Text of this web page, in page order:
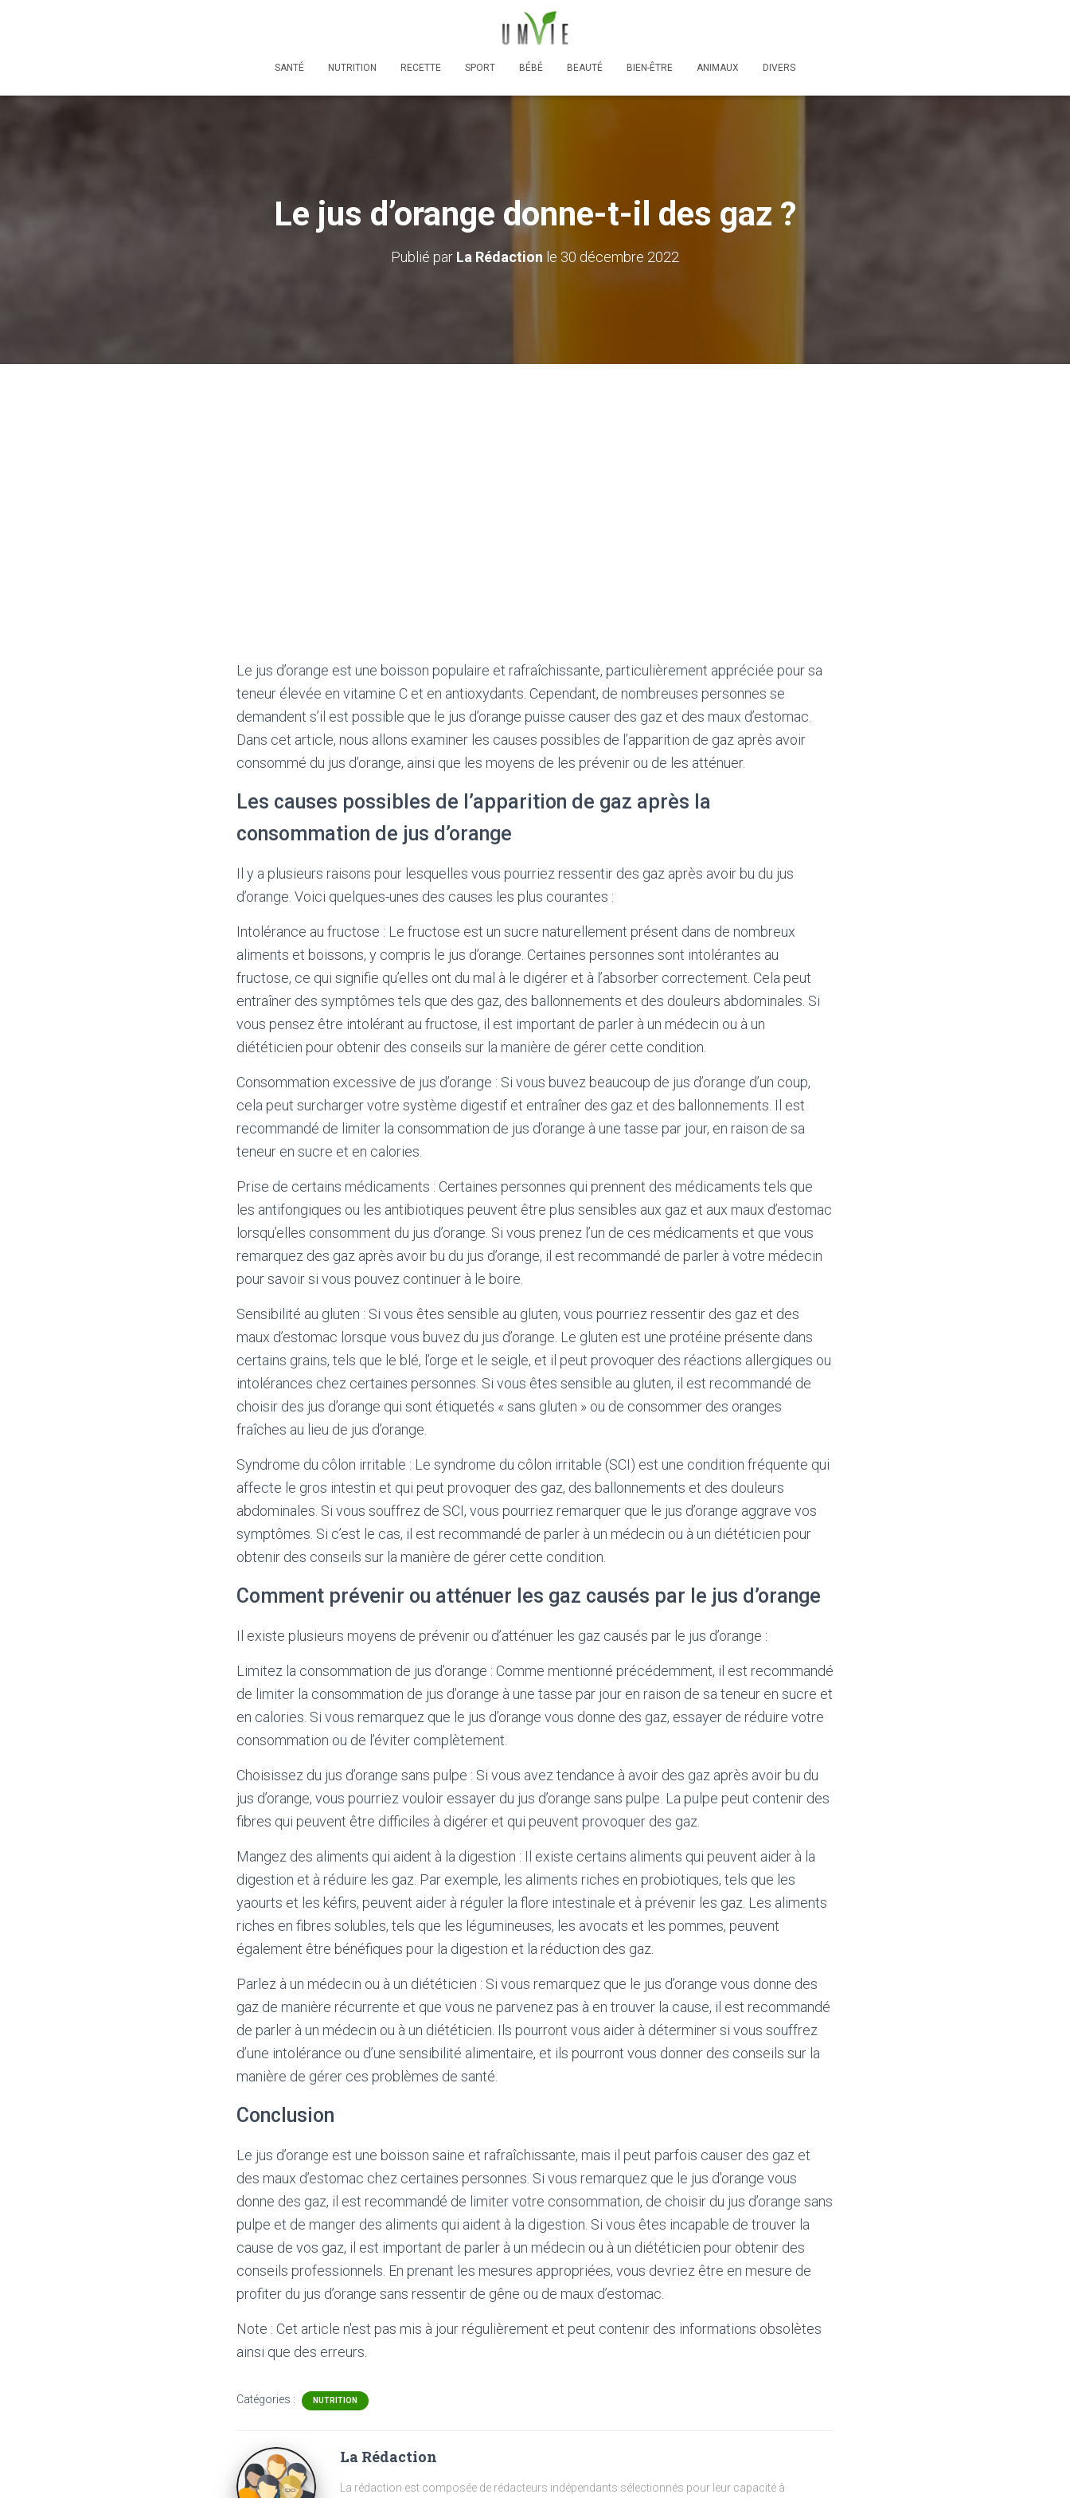
SANTÉ NUTRITION RECETTE SPORT BÉBÉ BEAUTÉ BIEN-ÊTRE ANIMAUX DIVERS
Le jus d’orange donne-t-il des gaz ?
Publié par La Rédaction le 30 décembre 2022
Le jus d’orange est une boisson populaire et rafraîchissante, particulièrement appréciée pour sa
teneur élevée en vitamine C et en antioxydants. Cependant, de nombreuses personnes se
demandent s’il est possible que le jus d’orange puisse causer des gaz et des maux d’estomac.
Dans cet article, nous allons examiner les causes possibles de l’apparition de gaz après avoir
consommé du jus d’orange, ainsi que les moyens de les prévenir ou de les atténuer.
Les causes possibles de l’apparition de gaz après la
consommation de jus d’orange
Il y a plusieurs raisons pour lesquelles vous pourriez ressentir des gaz après avoir bu du jus
d’orange. Voici quelques-unes des causes les plus courantes :
Intolérance au fructose : Le fructose est un sucre naturellement présent dans de nombreux
aliments et boissons, y compris le jus d’orange. Certaines personnes sont intolérantes au
fructose, ce qui signifie qu’elles ont du mal à le digérer et à l’absorber correctement. Cela peut
entraîner des symptômes tels que des gaz, des ballonnements et des douleurs abdominales. Si
vous pensez être intolérant au fructose, il est important de parler à un médecin ou à un
diététicien pour obtenir des conseils sur la manière de gérer cette condition.
Consommation excessive de jus d’orange : Si vous buvez beaucoup de jus d’orange d’un coup,
cela peut surcharger votre système digestif et entraîner des gaz et des ballonnements. Il est
recommandé de limiter la consommation de jus d’orange à une tasse par jour, en raison de sa
teneur en sucre et en calories.
Prise de certains médicaments : Certaines personnes qui prennent des médicaments tels que
les antifongiques ou les antibiotiques peuvent être plus sensibles aux gaz et aux maux d’estomac
lorsqu’elles consomment du jus d’orange. Si vous prenez l’un de ces médicaments et que vous
remarquez des gaz après avoir bu du jus d’orange, il est recommandé de parler à votre médecin
pour savoir si vous pouvez continuer à le boire.
Sensibilité au gluten : Si vous êtes sensible au gluten, vous pourriez ressentir des gaz et des
maux d’estomac lorsque vous buvez du jus d’orange. Le gluten est une protéine présente dans
certains grains, tels que le blé, l’orge et le seigle, et il peut provoquer des réactions allergiques ou
intolérances chez certaines personnes. Si vous êtes sensible au gluten, il est recommandé de
choisir des jus d’orange qui sont étiquetés « sans gluten » ou de consommer des oranges
fraîches au lieu de jus d’orange.
Syndrome du côlon irritable : Le syndrome du côlon irritable (SCI) est une condition fréquente qui
affecte le gros intestin et qui peut provoquer des gaz, des ballonnements et des douleurs
abdominales. Si vous souffrez de SCI, vous pourriez remarquer que le jus d’orange aggrave vos
symptômes. Si c’est le cas, il est recommandé de parler à un médecin ou à un diététicien pour
obtenir des conseils sur la manière de gérer cette condition.
Comment prévenir ou atténuer les gaz causés par le jus d’orange
Il existe plusieurs moyens de prévenir ou d’atténuer les gaz causés par le jus d’orange :
Limitez la consommation de jus d’orange : Comme mentionné précédemment, il est recommandé
de limiter la consommation de jus d’orange à une tasse par jour en raison de sa teneur en sucre et
en calories. Si vous remarquez que le jus d’orange vous donne des gaz, essayer de réduire votre
consommation ou de l’éviter complètement.
Choisissez du jus d’orange sans pulpe : Si vous avez tendance à avoir des gaz après avoir bu du
jus d’orange, vous pourriez vouloir essayer du jus d’orange sans pulpe. La pulpe peut contenir des
fibres qui peuvent être difficiles à digérer et qui peuvent provoquer des gaz.
Mangez des aliments qui aident à la digestion : Il existe certains aliments qui peuvent aider à la
digestion et à réduire les gaz. Par exemple, les aliments riches en probiotiques, tels que les
yaourts et les kéfirs, peuvent aider à réguler la flore intestinale et à prévenir les gaz. Les aliments
riches en fibres solubles, tels que les légumineuses, les avocats et les pommes, peuvent
également être bénéfiques pour la digestion et la réduction des gaz.
Parlez à un médecin ou à un diététicien : Si vous remarquez que le jus d’orange vous donne des
gaz de manière récurrente et que vous ne parvenez pas à en trouver la cause, il est recommandé
de parler à un médecin ou à un diététicien. Ils pourront vous aider à déterminer si vous souffrez
d’une intolérance ou d’une sensibilité alimentaire, et ils pourront vous donner des conseils sur la
manière de gérer ces problèmes de santé.
Conclusion
Le jus d’orange est une boisson saine et rafraîchissante, mais il peut parfois causer des gaz et
des maux d’estomac chez certaines personnes. Si vous remarquez que le jus d’orange vous
donne des gaz, il est recommandé de limiter votre consommation, de choisir du jus d’orange sans
pulpe et de manger des aliments qui aident à la digestion. Si vous êtes incapable de trouver la
cause de vos gaz, il est important de parler à un médecin ou à un diététicien pour obtenir des
conseils professionnels. En prenant les mesures appropriées, vous devriez être en mesure de
profiter du jus d’orange sans ressentir de gêne ou de maux d’estomac.
Note : Cet article n'est pas mis à jour régulièrement et peut contenir des informations obsolètes
ainsi que des erreurs.
Catégories : NUTRITION
La Rédaction
La rédaction est composée de rédacteurs indépendants sélectionnés pour leur capacité à